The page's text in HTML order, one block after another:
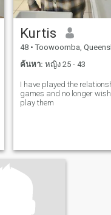
Kurtis
48 • Toowoomba, Queensland, ออสเตรเลีย
ค้นหา: หญิง 25 - 43
I have played the
games and no longer
play them